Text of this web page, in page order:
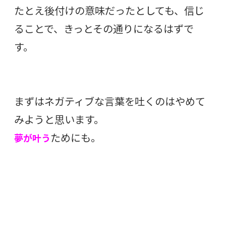
たとえ後付けの意味だったとしても、信じ
ることで、きっとその通りになるはずで
す。
まずはネガティブな言葉を吐くのはやめて
みようと思います。
夢が叶う ためにも。